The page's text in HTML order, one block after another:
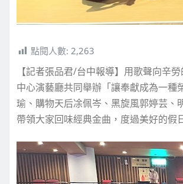
點閱人數: 2,263
【記者張品君/台中報導】用歌聲向辛
中心演藝廳共同舉辦「讓奉獻成為一
瑜、購物天后凃佩岑、黑旋風郭婷芸、
帶領大家回味經典金曲，度過美好的假